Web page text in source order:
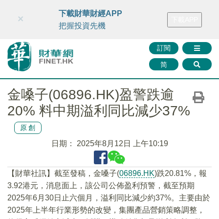
財華智庫網 FINTV FINMETA 財華證券 媒體矩陣
訂閱
简
×
下載財華財經APP
把握投資先機
金嗓子(06896.HK)盈警跌逾
20% 料中期溢利同比減少37%
原創
日期： 2025年8月12日 上午10:19
【財華社訊】截至發稿，金嗓子(06896.HK)跌20.81%，報
3.92港元，消息面上，該公司公佈盈利預警，截至預期
2025年6月30日止六個月，溢利同比減少約37%。主要由於
2025年上半年行業形勢的改變，集團產品營銷策略調整，